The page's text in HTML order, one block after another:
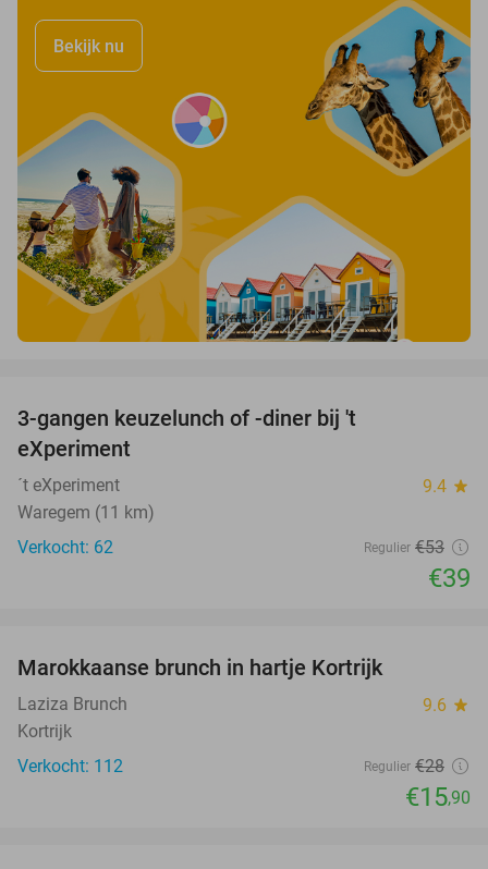
Bekijk nu
3-gangen keuzelunch of -diner bij 't
eXperiment
´t eXperiment 9.4 star
Waregem (11 km)
Verkocht: 62
Regulier €53
€39
Marokkaanse brunch in hartje Kortrijk
Laziza Brunch 9.6 star
Kortrijk
Verkocht: 112
Regulier €28
€15,90